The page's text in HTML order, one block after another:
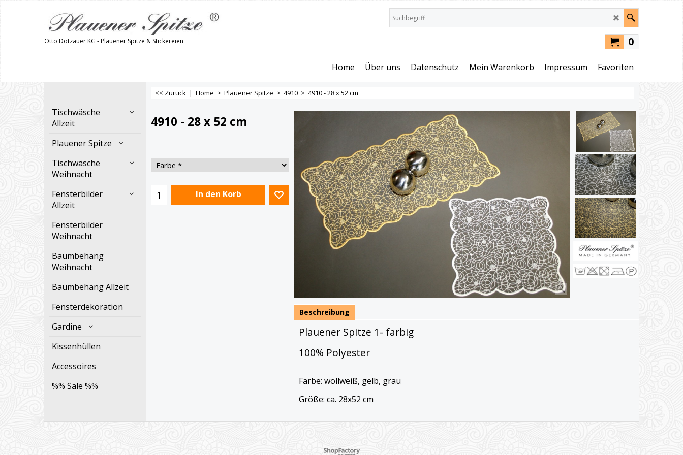
Otto Dotzauer KG - Plauener Spitze & Stickereien 0
Home Über uns Datenschutz Mein Warenkorb Impressum Favoriten
Tischwäsche
Allzeit
Plauener Spitze
Tischwäsche
Weihnacht
Fensterbilder
Allzeit
Fensterbilder
Weihnacht
Baumbehang
Weihnacht
Baumbehang Allzeit
Fensterdekoration
Gardine
Kissenhüllen
Accessoires
%% Sale %%
<< Zurück | Home > Plauener Spitze > 4910 > 4910 - 28 x 52 cm
4910 - 28 x 52 cm
In den Korb
Beschreibung
Plauener Spitze 1- farbig
100% Polyester
Farbe: wollweiß, gelb, grau
Größe: ca. 28x52 cm
WebShop erstellt mit ShopFactory Shop Software.